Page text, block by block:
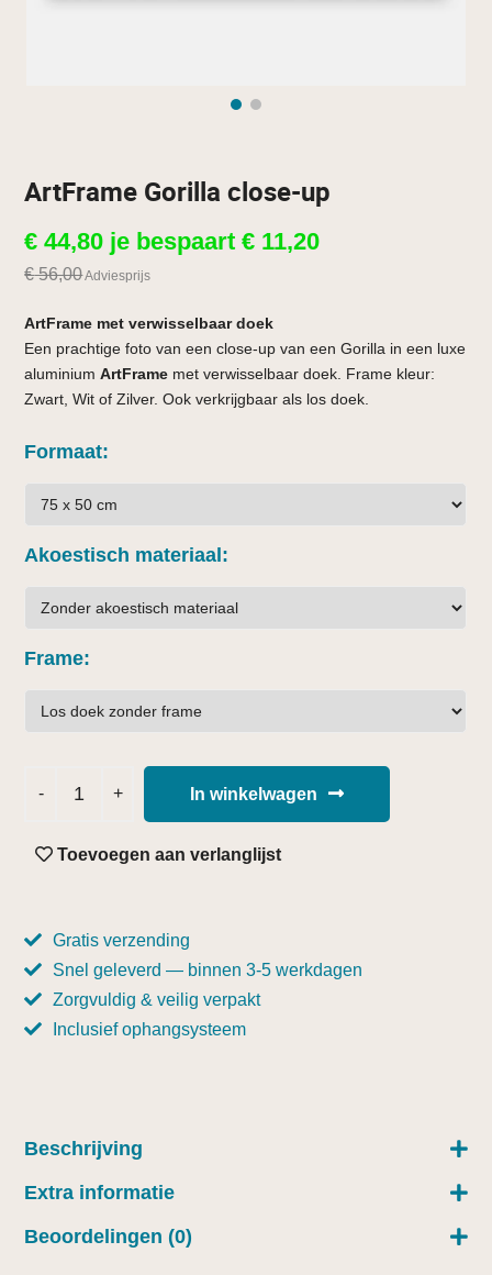
ArtFrame Gorilla close-up
€ 44,80 je bespaart€ 11,20
€56,00Adviesprijs
ArtFrame met verwisselbaar doek
Een prachtige foto van een close-up van een Gorilla in een luxe
aluminiumArtFrame met verwisselbaar doek. Frame kleur:
Zwart, Wit of Zilver. Ook verkrijgbaar als los doek.
Formaat
Akoestisch materiaal
Frame
In winkelwagen
Toevoegen aan verlanglijst
Gratis verzending
Snel geleverd — binnen 3-5 werkdagen
Zorgvuldig & veilig verpakt
Inclusief ophangsysteem
Beschrijving
Extra informatie
Beoordelingen (0)